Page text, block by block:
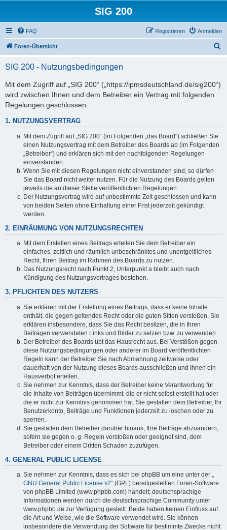
SIG 200
FAQ Anmelden
Registrieren
Foren-Übersicht
SIG 200 - Nutzungsbedingungen
Mit dem Zugriff auf „SIG 200“ („https://ipmsdeutschland.de/sig200“)
wird zwischen Ihnen und dem Betreiber ein Vertrag mit folgenden
Regelungen geschlossen:
1. NUTZUNGSVERTRAG
Mit dem Zugriff auf „SIG 200“ (im Folgenden „das Board“) schließen Sie
einen Nutzungsvertrag mit dem Betreiber des Boards ab (im Folgenden
„Betreiber“) und erklären sich mit den nachfolgenden Regelungen
einverstanden.
Wenn Sie mit diesen Regelungen nicht einverstanden sind, so dürfen
Sie das Board nicht weiter nutzen. Für die Nutzung des Boards gelten
jeweils die an dieser Stelle veröffentlichten Regelungen.
Der Nutzungsvertrag wird auf unbestimmte Zeit geschlossen und kann
von beiden Seiten ohne Einhaltung einer Frist jederzeit gekündigt
werden.
2. EINRÄUMUNG VON NUTZUNGSRECHTEN
Mit dem Erstellen eines Beitrags erteilen Sie dem Betreiber ein
einfaches, zeitlich und räumlich unbeschränktes und unentgeltliches
Recht, Ihren Beitrag im Rahmen des Boards zu nutzen.
Das Nutzungsrecht nach Punkt 2, Unterpunkt a bleibt auch nach
Kündigung des Nutzungsvertrages bestehen.
3. PFLICHTEN DES NUTZERS
Sie erklären mit der Erstellung eines Beitrags, dass er keine Inhalte
enthält, die gegen geltendes Recht oder die guten Sitten verstoßen. Sie
erklären insbesondere, dass Sie das Recht besitzen, die in Ihren
Beiträgen verwendeten Links und Bilder zu setzen bzw. zu verwenden.
Der Betreiber des Boards übt das Hausrecht aus. Bei Verstößen gegen
diese Nutzungsbedingungen oder anderer im Board veröffentlichten
Regeln kann der Betreiber Sie nach Abmahnung zeitweise oder
dauerhaft von der Nutzung dieses Boards ausschließen und Ihnen ein
Hausverbot erteilen.
Sie nehmen zur Kenntnis, dass der Betreiber keine Verantwortung für
die Inhalte von Beiträgen übernimmt, die er nicht selbst erstellt hat oder
die er nicht zur Kenntnis genommen hat. Sie gestatten dem Betreiber, Ihr
Benutzerkonto, Beiträge und Funktionen jederzeit zu löschen oder zu
sperren.
Sie gestatten dem Betreiber darüber hinaus, Ihre Beiträge abzuändern,
sofern sie gegen o. g. Regeln verstoßen oder geeignet sind, dem
Betreiber oder einem Dritten Schaden zuzufügen.
4. GENERAL PUBLIC LICENSE
Sie nehmen zur Kenntnis, dass es sich bei phpBB um eine unter der „
GNU General Public License v2“ (GPL) bereitgestellten Foren-Software
von phpBB Limited (www.phpbb.com) handelt; deutschsprachige
Informationen werden durch die deutschsprachige Community unter
www.phpbb.de zur Verfügung gestellt. Beide haben keinen Einfluss auf
die Art und Weise, wie die Software verwendet wird. Sie können
insbesondere die Verwendung der Software für bestimmte Zwecke nicht